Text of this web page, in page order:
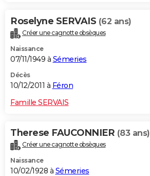
Roselyne SERVAIS (62 ans)
Créer une cagnotte obsèques
Naissance
07/11/1949 à Sémeries
Décès
10/12/2011 à Féron
Famille SERVAIS
Therese FAUCONNIER (83 ans)
Créer une cagnotte obsèques
Naissance
10/02/1928 à Sémeries